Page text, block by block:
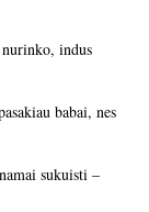
indus
babai, nes
sukuisti –